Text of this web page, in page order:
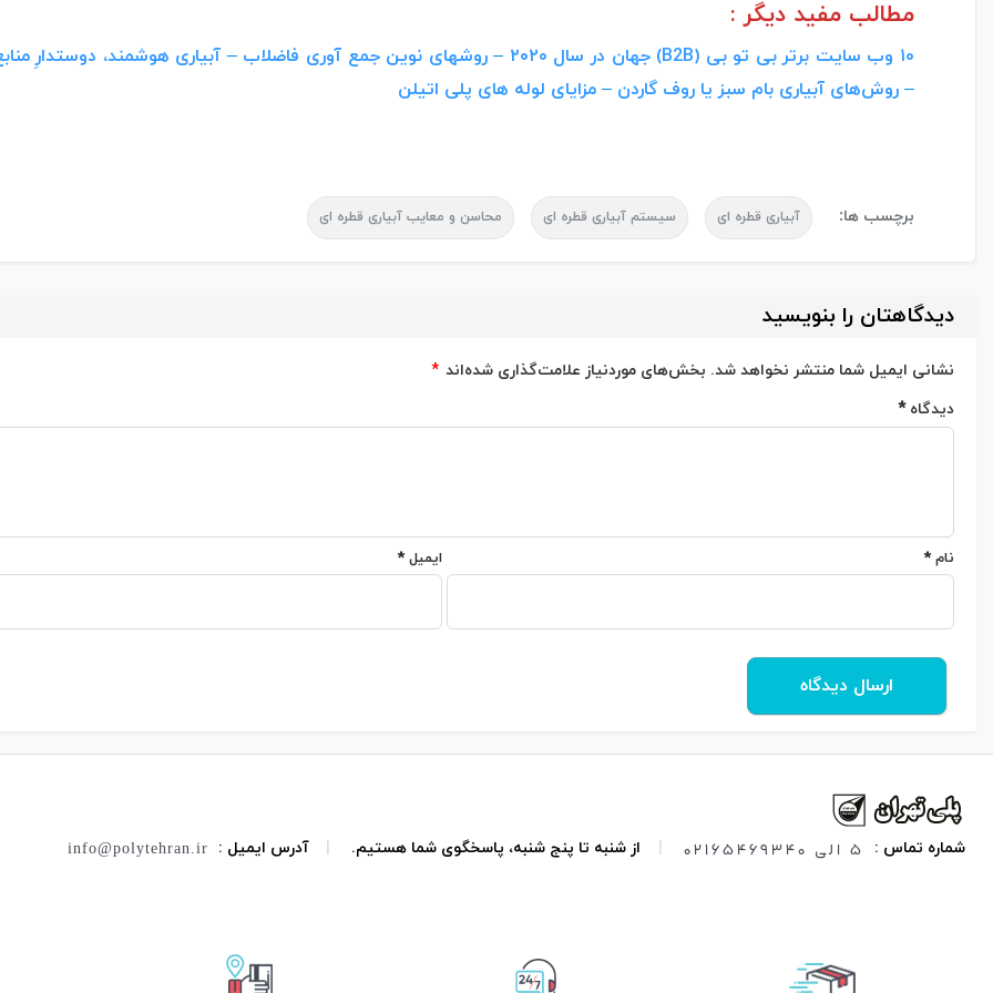
مطالب مفید دیگر :
۱۰ وب سایت برتر بی تو بی (B2B) جهان در سال ۲۰۲۰ –روشهای نوین جمع آوری فاضلاب – آبیاری هوشمند، دوستدارِ
– روش‌های آبیاری بام سبز یا روف گاردن – مزایای لوله های پلی اتیلن
برچسب ها: آبیاری قطره ای سیستم آبیاری قطره ای محاسن و معایب آبیاری قطره ای
دیدگاهتان را بنویسید
نشانی ایمیل شما منتشر نخواهد شد. بخش‌های موردنیاز علامت‌گذاری شده‌اند *
دیدگاه*
نام * ایمیل*
شماره تماس : 5 الی 02165469340 از شنبه تا پنج شنبه، پاسخگوی شما هستیم. آدرس ایمیل : info@polytehran.ir